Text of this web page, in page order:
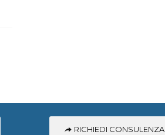
RICHIEDI CONSULENZA